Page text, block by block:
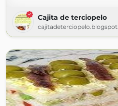
Cajita de terciopelo